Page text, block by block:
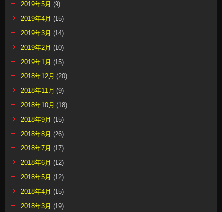
2019年5月 (9)
2019年4月 (15)
2019年3月 (14)
2019年2月 (10)
2019年1月 (15)
2018年12月 (20)
2018年11月 (9)
2018年10月 (18)
2018年9月 (15)
2018年8月 (26)
2018年7月 (17)
2018年6月 (12)
2018年5月 (12)
2018年4月 (15)
2018年3月 (19)